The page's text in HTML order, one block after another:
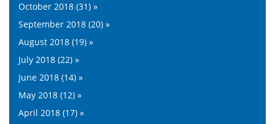
October 2018 (31) »
September 2018 (20) »
August 2018 (19) »
July 2018 (22) »
June 2018 (14) »
May 2018 (12) »
April 2018 (17) »